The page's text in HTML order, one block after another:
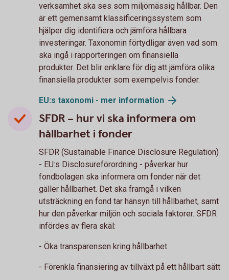
verksamhet ska ses som miljömässig hållbar. Den
är ett gemensamt klassificeringssystem som
hjälper dig identifiera och jämföra hållbara
investeringar. Taxonomin förtydligar även vad som
ska ingå i rapporteringen om finansiella
produkter. Det blir enklare för dig att jämföra olika
finansiella produkter som exempelvis fonder.
EU:s taxonomi - mer information
SFDR – hur vi ska informera om
hållbarhet i fonder
SFDR (Sustainable Finance Disclosure Regulation)
- EU:s Disclosureförordning - påverkar hur
fondbolagen ska informera om fonder när det
gäller hållbarhet. Det ska framgå i vilken
utsträckning en fond tar hänsyn till hållbarhet, samt
hur den påverkar miljön och sociala faktorer. SFDR
infördes av flera skäl:
- Öka transparensen kring hållbarhet
- Förenkla finansiering av tillväxt på ett hållbart sätt